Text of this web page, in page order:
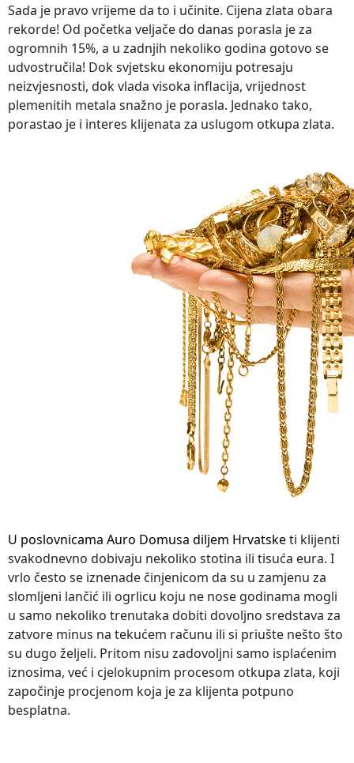
Sada je pravo vrijeme da to i učinite. Cijena zlata obara
rekorde! Od početka veljače do danas porasla je za
ogromnih 15%, a u zadnjih nekoliko godina gotovo se
udvostručila! Dok svjetsku ekonomiju potresaju
neizvjesnosti, dok vlada visoka inflacija, vrijednost
plemenitih metala snažno je porasla. Jednako tako,
porastao je i interes klijenata za uslugom otkupa zlata.
U poslovnicama Auro Domusa diljem Hrvatsketi klijenti
svakodnevno dobivaju nekoliko stotina ili tisuća eura. I
vrlo često se iznenade činjenicom da su u zamjenu za
slomljeni lančić ili ogrlicu koju ne nose godinama mogli
u samo nekoliko trenutaka dobiti dovoljno sredstava za
zatvore minus na tekućem računu ili si priušte nešto što
su dugo željeli. Pritom nisu zadovoljni samo isplaćenim
iznosima, već i cjelokupnim procesom otkupa zlata, koji
započinje procjenom koja je za klijenta potpuno
besplatna.